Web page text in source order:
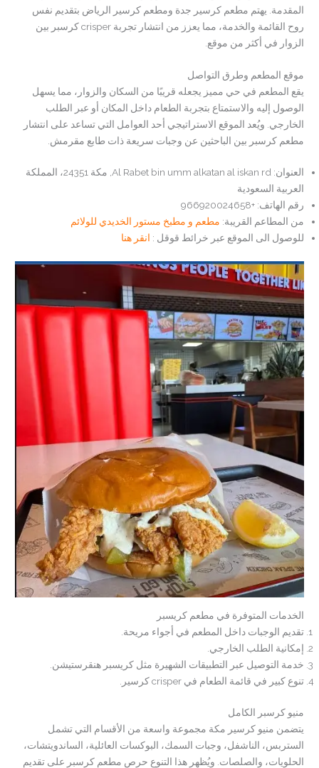
المقدمة. يهتم مطعم كرسير جدة ومطعم كرسير الرياض بتقديم نفس
روح القائمة والخدمة، مما يعزز من انتشار تجربة crisper كرسبر بين
الزوار في أكثر من موقع.
موقع المطعم وطرق التواصل
يقع المطعم في حي مميز يجعله قريبًا من السكان والزوار، مما يسهل
الوصول إليه والاستمتاع بتجربة الطعام داخل المكان أو عبر الطلب
الخارجي. ويُعد الموقع الاستراتيجي أحد العوامل التي تساعد على انتشار
مطعم كرسبر بين الباحثين عن وجبات سريعة ذات طابع مقرمش.
العنوان: Al Rabet bin umm alkatan al iskan rd, مكة 24351، المملكة
العربية السعودية
رقم الهاتف: +966920024658
من المطاعم القريبة: مطعم و مطبخ مستور الخديدي للولائم
للوصول الى الموقع عبر خرائط قوقل : انقر هنا
الخدمات المتوفرة في مطعم كريسبر
تقديم الوجبات داخل المطعم في أجواء مريحة.
إمكانية الطلب الخارجي.
خدمة التوصيل عبر التطبيقات الشهيرة مثل كريسبر هنقرستيشن.
تنوع كبير في قائمة الطعام في crisper كرسير.
منيو كرسبر الكامل
يتضمن منيو كرسير مكة مجموعة واسعة من الأقسام التي تشمل
الستربس، الناشفل، وجبات السمك، البوكسات العائلية، الساندويتشات،
الحلويات، والصلصات. ويُظهر هذا التنوع حرص مطعم كرسبر على تقديم